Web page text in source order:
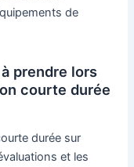
de
prendre lors
courte durée
durée sur
et les